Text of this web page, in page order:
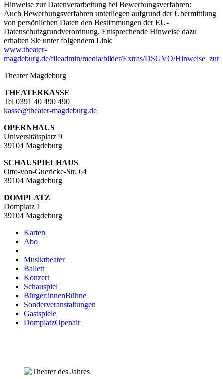
Hinweise zur Datenverarbeitung bei Bewerbungsverfahren:
Auch Bewerbungsverfahren unterliegen aufgrund der Übermittlung
von persönlichen Daten den Bestimmungen der EU-
Datenschutzgrundverordnung. Entsprechende Hinweise dazu
erhalten Sie unter folgendem Link:
www.theater-
magdeburg.de/fileadmin/media/bilder/Extras/DSGVO/
Theater Magdeburg
THEATERKASSE
Tel 0391 40 490 490
kasse@theater-magdeburg.de
OPERNHAUS
Universitätsplatz 9
39104 Magdeburg
SCHAUSPIELHAUS
Otto-von-Guericke-Str. 64
39104 Magdeburg
DOMPLATZ
Domplatz 1
39104 Magdeburg
Karten
Abo
Musiktheater
Ballett
Konzert
Schauspiel
Bürger:innenBühne
Sonderveranstaltungen
Gastspiele
DomplatzOpenair